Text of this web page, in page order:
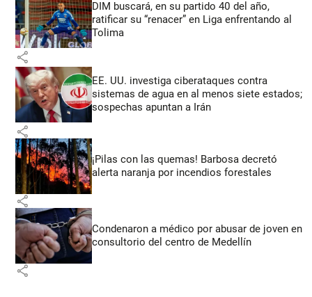
DIM buscará, en su partido 40 del año,
ratificar su “renacer” en Liga enfrentando al
Tolima
share
EE. UU. investiga ciberataques contra
sistemas de agua en al menos siete estados;
sospechas apuntan a Irán
share
¡Pilas con las quemas! Barbosa decretó
alerta naranja por incendios forestales
share
Condenaron a médico por abusar de joven en
consultorio del centro de Medellín
share